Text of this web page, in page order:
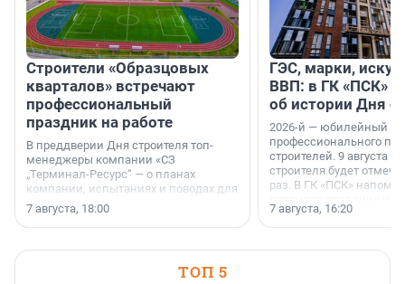
Строители «Образцовых
кварталов» встречают
профессиональный
праздник на работе
В преддверии Дня строителя топ-
менеджеры компании «СЗ
„Терминал-Ресурс“ — о планах
компании, испытаниях и поводах для
осторожного оптимизма.
7 августа, 18:00
ГЭС, марки,
ВВП: в ГК «ПСК»
об истории Дня
2026-й — юбилейный
профессионального
строителей. 9 августа
строителя будет
раз. В ГК «ПСК»
поменялась роль
7 августа, 16:20
ТОП 5